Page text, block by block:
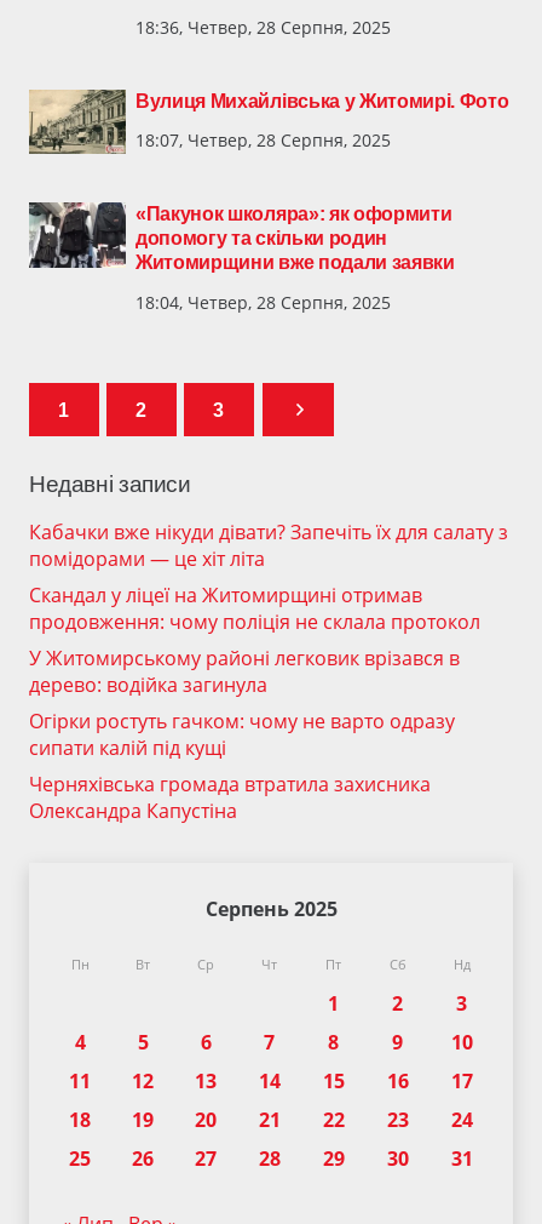
18:36, Четвер, 28 Серпня, 2025
Вулиця Михайлівська у Житомирі. Фото
18:07, Четвер, 28 Серпня, 2025
«Пакунок школяра»: як оформити
допомогу та скільки родин
Житомирщини вже подали заявки
18:04, Четвер, 28 Серпня, 2025
1 2 3
Недавні записи
Кабачки вже нікуди дівати? Запечіть їх для салату з
помідорами — це хіт літа
Скандал у ліцеї на Житомирщині отримав
продовження: чому поліція не склала протокол
У Житомирському районі легковик врізався в
дерево: водійка загинула
Огірки ростуть гачком: чому не варто одразу
сипати калій під кущі
Черняхівська громада втратила захисника
Олександра Капустіна
Серпень 2025
Пн Вт Ср Чт Пт Сб Нд
1 2
3
4
5 6 7 8 9
10
11
12 13 14 15 16
17
18
19 20 21 22 23
24
25
26 27 28 29 30 31